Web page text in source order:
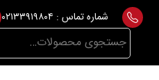
Skip
content
شماره تماس : ۰۲۱۳۳۹۱۹۸۰۴
جستجو
برای: